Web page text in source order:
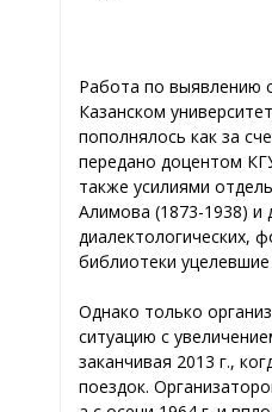
Работа по выявлению
Казанском
пополнялось как за
передано доцентом
также усилиями
Алимова (1873-1938) и
диалектологических,
библиотеки
Однако только
ситуацию с
заканчивая 2013 г.,
поездок.